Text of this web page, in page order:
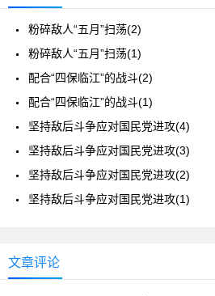
粉碎敌人“五月”扫荡(2)
粉碎敌人“五月”扫荡(1)
配合“四保临江”的战斗(2)
配合“四保临江”的战斗(1)
坚持敌后斗争应对国民党进攻(4)
坚持敌后斗争应对国民党进攻(3)
坚持敌后斗争应对国民党进攻(2)
坚持敌后斗争应对国民党进攻(1)
文章评论